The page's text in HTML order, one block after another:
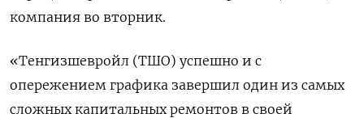
компания во вторник.
«Тенгизшевройл (ТШО) успешно и с
опережением графика завершил один из самых
сложных капитальных ремонтов в своей